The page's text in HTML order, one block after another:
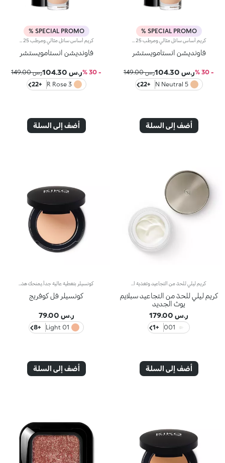
SPECIAL PROMO %
فاونديشن انستامويستشر
- 30 % ر.س 104.30
ر.س 149.00
5 N Neutral
+22
أضف إلى السلة
SPECIAL PROMO %
فاونديشن انستامويستشر
- 30 % ر.س 104.30
ر.س 149.00
3 R Rose
+22
أضف إلى السلة
كريم ليلي للحدّ من التجاعيد سبلايم
يوث الجديد
ر.س 179.00
001
+1
أضف إلى السلة
كونسيلر فل كوفريج
ر.س 79.00
01 Light
+8
أضف إلى السلة